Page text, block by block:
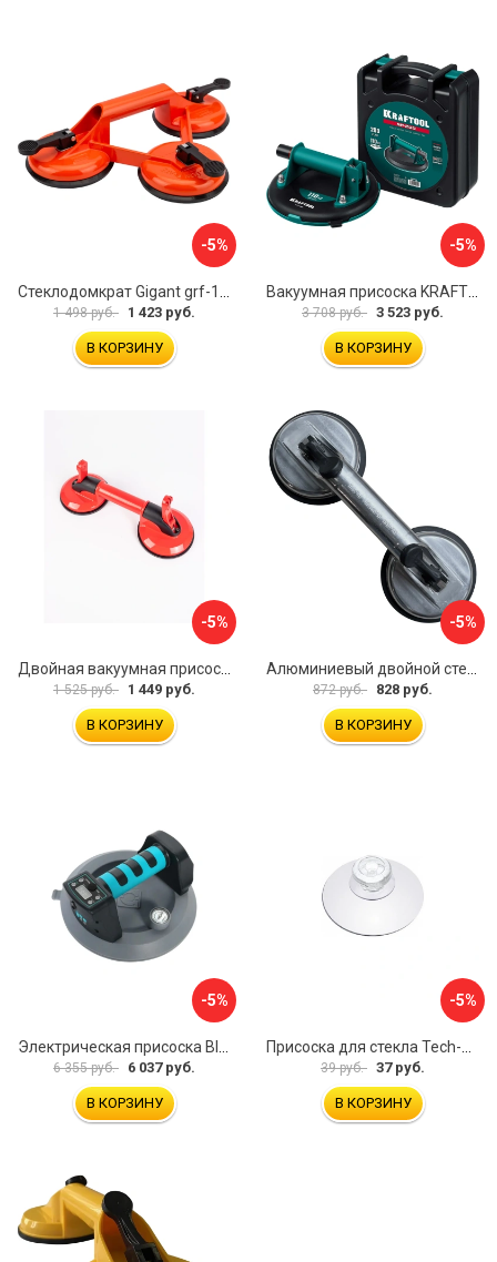
-5%
1 498 руб. 1 423 руб.
В КОРЗИНУ
-5%
3 708 руб. 3 523 руб.
В КОРЗИНУ
-5%
Двойная вакуумная присоска ARMA P620
1 525 руб. 1 449 руб.
В КОРЗИНУ
-5%
Алюминиевый двойной стеклодомкрат УправДом 4100002750
872 руб. 828 руб.
В КОРЗИНУ
-5%
6 355 руб. 6 037 руб.
В КОРЗИНУ
-5%
39 руб. 37 руб.
В КОРЗИНУ